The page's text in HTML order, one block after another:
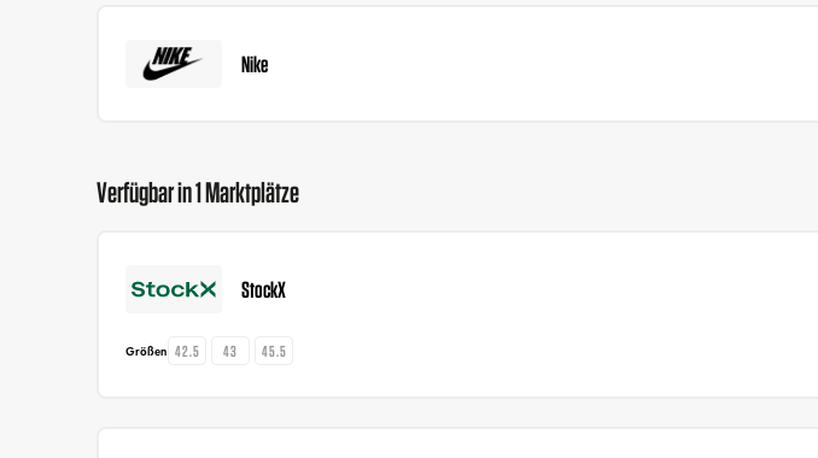
Nike
Verfügbar in 1 Marktplätze
StockX
Größen 42.5 43 45.5